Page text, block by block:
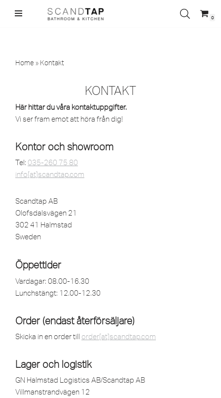
0
Home » Kontakt
KONTAKT
Här hittar du våra kontaktuppgifter.
Vi ser fram emot att höra från dig!
Kontor och showroom
Tel: 035-260 75 80
info[at]scandtap.com
Scandtap AB
Olofsdalsvägen 21
302 41 Halmstad
Sweden
Öppettider
Vardagar: 08.00-16.30
Lunchstängt: 12.00-12.30
Order (endast återförsäljare)
Skicka in en order till order[at]scandtap.com
Lager och logistik
GN Halmstad Logistics AB/Scandtap AB
Villmanstrandvägen 12